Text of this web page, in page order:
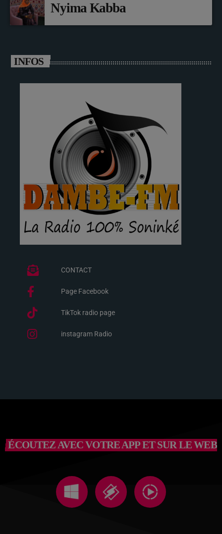
Nyima Kabba
INFOS
CONTACT
Page Facebook
TikTok radio page
instagram Radio
ÉCOUTEZ AVEC VOTRE APP ET SUR LE WEB